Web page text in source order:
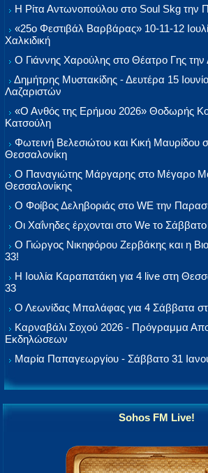
Η Ρίτα Αντωνοπούλου στο Soul Skg την
«25ο Φεστιβάλ Βαρβάρας» 10-11-12
Χαλκιδική
Ο Γιάννης Χαρούλης στο Θέατρο Γης την
Δημήτρης Μυστακίδης - Δευτέρα 15
Λαζαριστών
«Ο Ανθός της Ερήμου 2026» Θοδωρής
Κατσούλη
Φωτεινή Βελεσιώτου και Κική Μαυρίδου
Θεσσαλονίκη
Ο Παναγιώτης Μάργαρης στο Μέγαρο
Θεσσαλονίκης
Ο Φοίβος Δεληβοριάς στο WE την
Οι Χαΐνηδες έρχονται στο We το
Ο Γιώργος Νικηφόρου Ζερβάκης και η
33!
Η Ιουλία Καραπατάκη για 4 live στη
33
Ο Λεωνίδας Μπαλάφας για 4 Σάββατα
Καρναβάλι Σοχού 2026 - Πρόγραμμα
Εκδηλώσεων
Μαρία Παπαγεωργίου - Σάββατο 31
Sohos FM Live!